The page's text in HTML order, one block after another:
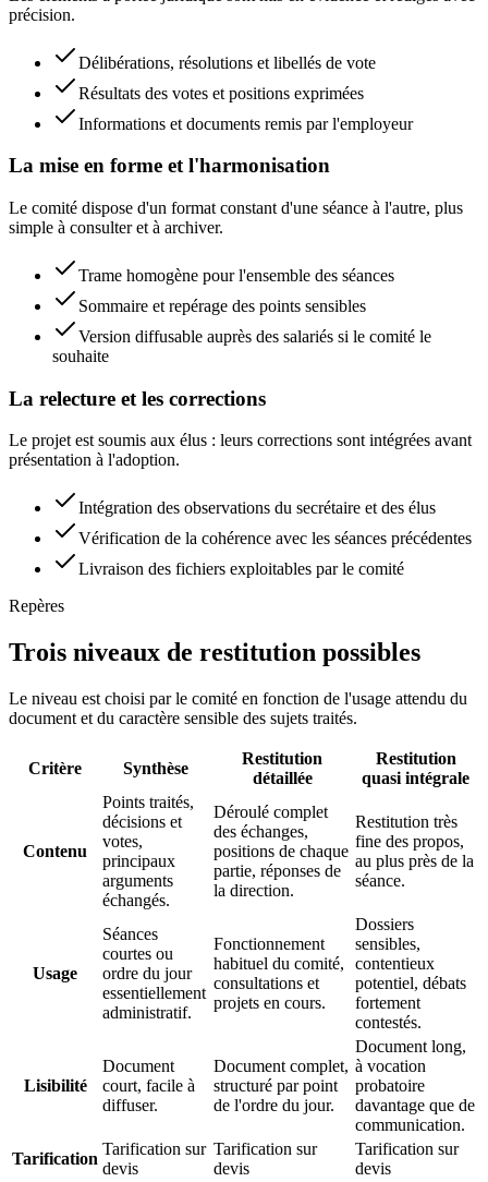
précision.
Délibérations, résolutions et libellés de vote
Résultats des votes et positions exprimées
Informations et documents remis par l'employeur
La mise en forme et l'harmonisation
Le comité dispose d'un format constant d'une séance à l'autre, plus
simple à consulter et à archiver.
Trame homogène pour l'ensemble des séances
Sommaire et repérage des points sensibles
Version diffusable auprès des salariés si le comité le
souhaite
La relecture et les corrections
Le projet est soumis aux élus : leurs corrections sont intégrées avant
présentation à l'adoption.
Intégration des observations du secrétaire et des élus
Vérification de la cohérence avec les séances précédentes
Livraison des fichiers exploitables par le comité
Repères
Trois niveaux de restitution possibles
Le niveau est choisi par le comité en fonction de l'usage attendu du
document et du caractère sensible des sujets traités.
Critère Synthèse
Restitution
détaillée
Restitution
quasi intégrale
Contenu
Points traités,
décisions et
votes,
principaux
arguments
échangés.
Déroulé complet
des échanges,
positions de chaque
partie, réponses de
la direction.
Restitution très
fine des propos,
au plus près de la
séance.
Usage
Séances
courtes ou
ordre du jour
essentiellement
administratif.
Fonctionnement
habituel du comité,
consultations et
projets en cours.
Dossiers
sensibles,
contentieux
potentiel, débats
fortement
contestés.
Lisibilité
Document
court, facile à
diffuser.
Document complet,
structuré par point
de l'ordre du jour.
Document long,
à vocation
probatoire
davantage que de
communication.
Tarification
Tarification sur
devis
Tarification sur
devis
Tarification sur
devis